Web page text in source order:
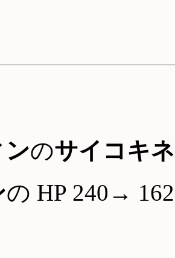
ンのサイコキ
の HP 240→ 162